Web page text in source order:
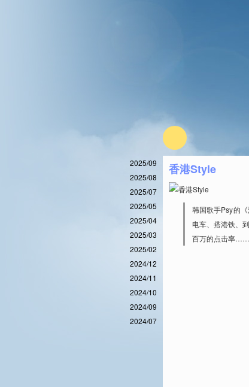
2025/09
2025/08
2025/07
2025/05
2025/04
2025/03
2025/02
2024/12
2024/11
2024/10
2024/09
2024/07
香港Style
韩国歌手Psy的
电车、搭港铁、
百万的点击率……